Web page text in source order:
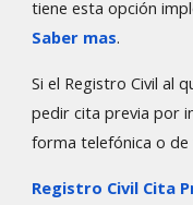
tiene esta opción
Saber mas.
Si el Registro Civil al
pedir cita previa por
forma telefónica o de
Registro Civil Cita